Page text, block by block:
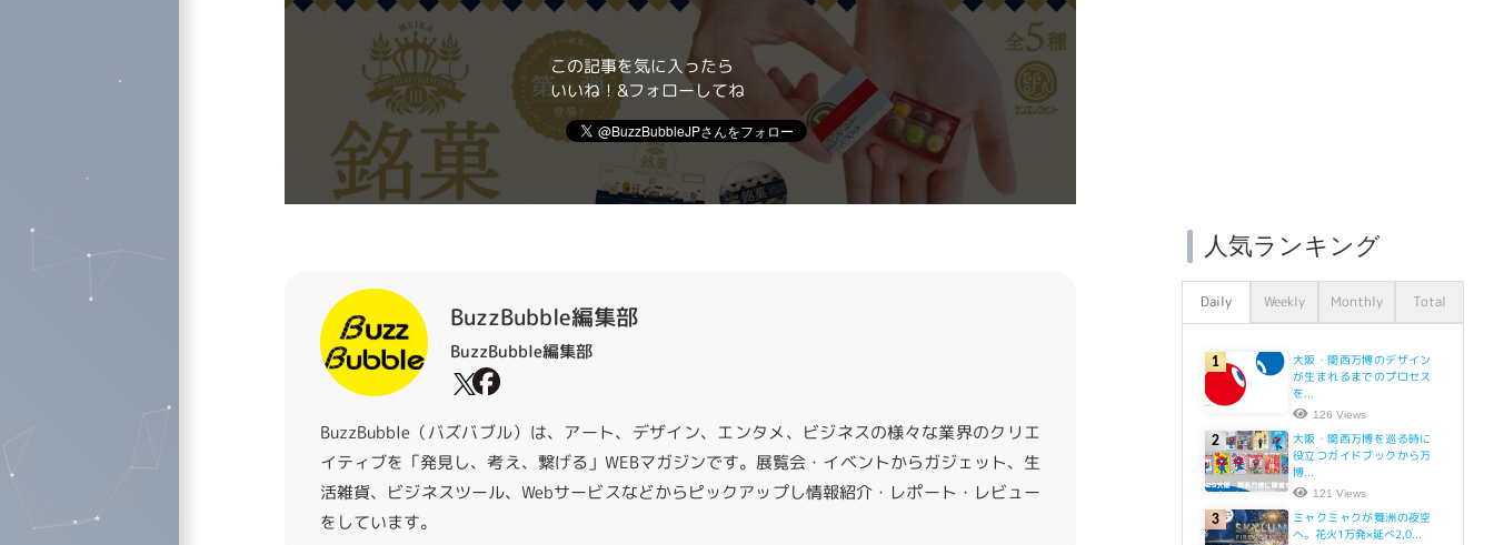
この記事を気に入ったら
いいね！&フォローしてね
BuzzBubble編集部
BuzzBubble編集部
BuzzBubble（バズバブル）は、アート、デザイン、エンタメ、ビジネスの様々な業界のクリエ
イティブを「発見し、考え、繋げる」WEBマガジンです。展覧会・イベントからガジェット、生
活雑貨、ビジネスツール、Webサービスなどからピックアップし情報紹介・レポート・レビュー
をしています。
人気ランキング
Daily Weekly Monthly Total
1
大阪・関西万博のデザイン
が生まれるまでのプロセス
を...
126 Views
2
大阪・関西万博を巡る時に
役立つガイドブックから万
博...
121 Views
3
ミャクミャクが舞洲の夜空
へ。花火1万発×延べ2,0...